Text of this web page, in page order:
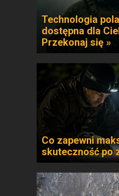
Technologia
dostępna dla
Przekonaj się »
Co zapewni
skuteczność po